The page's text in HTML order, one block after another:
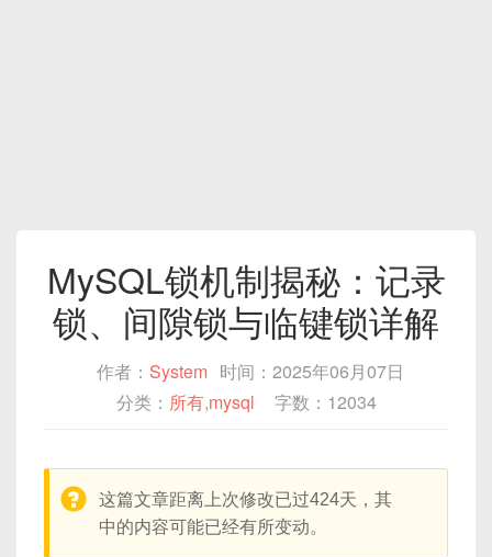
MySQL锁机制揭秘：记录
锁、间隙锁与临键锁详解‌
作者： System 时间：2025年06月07日
分类： 所有,mysql 字数：12034
warning:
这篇文章距离上次修改已过424天，其
中的内容可能已经有所变动。